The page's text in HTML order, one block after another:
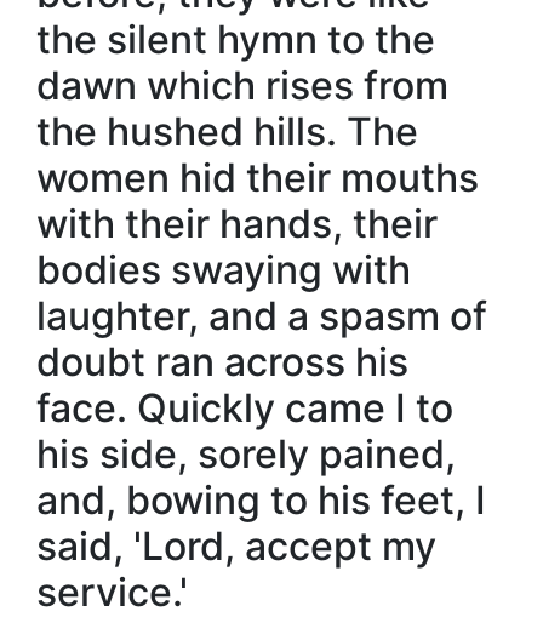
the silent hymn to the
dawn which rises from
the hushed hills. The
women hid their mouths
with their hands, their
bodies swaying with
laughter, and a spasm of
doubt ran across his
face. Quickly came I to
his side, sorely pained,
and, bowing to his feet, I
said, 'Lord, accept my
service.'